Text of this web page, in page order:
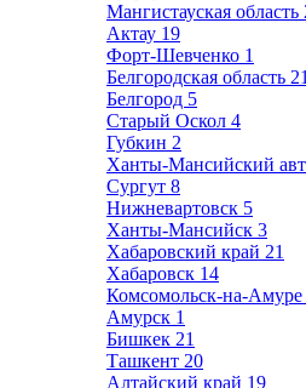
Мангистауская область
Актау 19
Форт-Шевченко 1
Белгородская область 21
Белгород 5
Старый Оскол 4
Губкин 2
Ханты-Мансийский
Сургут 8
Нижневартовск 5
Ханты-Мансийск 3
Хабаровский край 21
Хабаровск 14
Комсомольск-на-Амуре
Амурск 1
Бишкек 21
Ташкент 20
Алтайский край 19